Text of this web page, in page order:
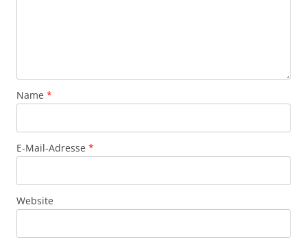
Name *
E-Mail-Adresse *
Website